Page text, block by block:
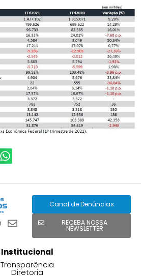
Canal de Denúncias
RECEBA NOSSA
NEWSLETTER
Institucional
Transparência
Diretoria